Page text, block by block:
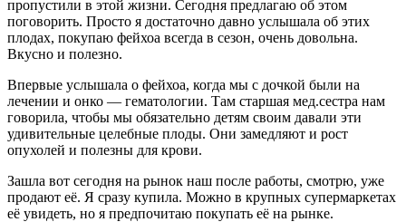
пропустили в этой жизни. Сегодня предлагаю об этом
поговорить. Просто я достаточно давно услышала об этих
плодах, покупаю фейхоа всегда в сезон, очень довольна.
Вкусно и полезно.
Впервые услышала о фейхоа, когда мы с дочкой были на
лечении и онко — гематологии. Там старшая мед.сестра нам
говорила, чтобы мы обязательно детям своим давали эти
удивительные целебные плоды. Они замедляют и рост
опухолей и полезны для крови.
Зашла вот сегодня на рынок наш после работы, смотрю, уже
продают её. Я сразу купила. Можно в крупных супермаркетах
её увидеть, но я предпочитаю покупать её на рынке.